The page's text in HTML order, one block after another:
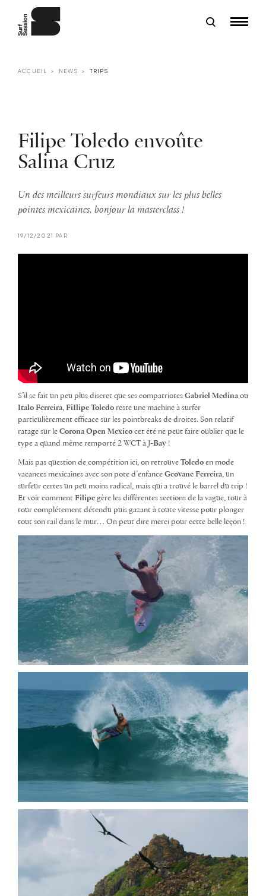
ACCUEIL NEWS TRIPS
Filipe Toledo envoûte
Salina Cruz
Un des meilleurs surfeurs mondiaux sur les plus belles
pointes mexicaines, bonjour la masterclass !
19/12/2021 PAR
S’il se fait un peu plus discret que ses compatriotes Gabriel Medina ou
Italo Ferreira, FiIlipe Toledo reste une machine à surfer
particulièrement efficace sur les pointbreaks de droites. Son relatif
ratage sur le Corona Open Mexico cet été ne peut faire oublier que le
type a quand même remporté 2 WCT à J-Bay !
Mais pas question de compétition ici, on retrouve Toledo en mode
vacances mexicaines avec son pote d’enfance Geovane Ferreira, un
surfeur certes un peu moins radical, mais qui a trouvé le barrel du trip !
Et voir comment Filipe gère les différentes sections de la vague, tour à
tour complétement détendu puis gazant à toute vitesse pour plonger
tout son rail dans le mur… On peut dire merci pour cette belle leçon !